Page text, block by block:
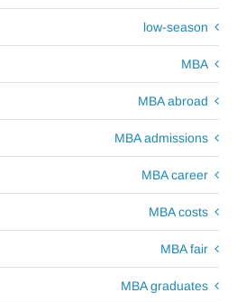
low-season
MBA
MBA abroad
MBA admissions
MBA career
MBA costs
MBA fair
MBA graduates